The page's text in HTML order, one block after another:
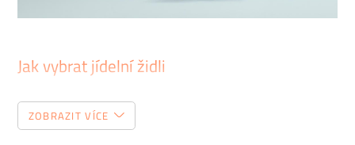
Jak vybrat jídelní židli
Tento zdánlivě jednoduchý kousek nábytku patří mezi
položky, do kterých je dobré investovat. Pokud totiž začnete
ZOBRAZIT VÍCE